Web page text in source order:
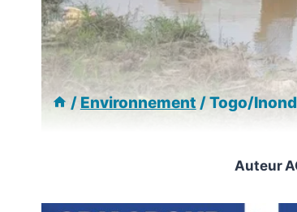
/ Environnement /Togo/
Auteur